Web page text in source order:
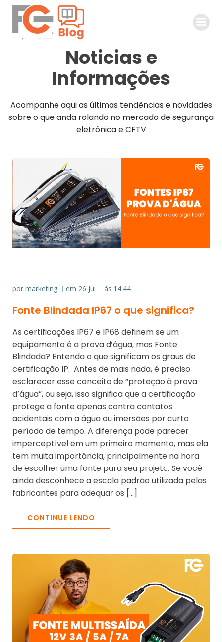
Noticias e
Informações
Acompanhe aqui as últimas tendências e novidades
sobre o que anda rolando no mercado de segurança
eletrônica e CFTV
por marketing | em 26 jul | ás 14:44
Fonte Blindada IP67 o que significa?
As certificações IP67 e IP68 definem se um
equipamento é a prova d’água, mas Fonte
Blindada? Entenda o que significam os graus de
certificação IP. Antes de mais nada, é preciso
esclarecer esse conceito de “proteção à prova
d’água”, ou seja, isso significa que a certificação
protege a fonte apenas contra contatos
acidentais com a água ou imersões por curto
período de tempo. A diferença pode parecer
imperceptível em um primeiro momento, mas ela
tem muita importância, principalmente na hora
de escolher uma fonte para seu projeto. Se você
ainda desconhece a escala padrão utilizada pelas
fabricantes para adequar os […]
CONTINUE LENDO